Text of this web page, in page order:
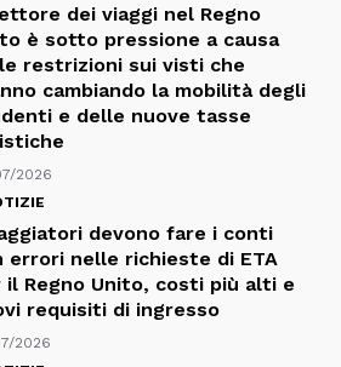
dei viaggi nel Regno
è sotto pressione a causa
restrizioni sui visti che
cambiando la mobilità degli
e delle nuove tasse
2026
devono fare i conti
errori nelle richieste di ETA
il Regno Unito, costi più alti e
requisiti di ingresso
2026